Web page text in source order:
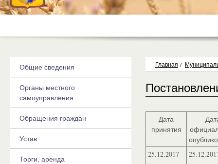
Главная /
Дата
принятия
25.12.2017
Общие сведения
Органы местного
самоуправления
Обращения граждан
Устав
Торги, аренда